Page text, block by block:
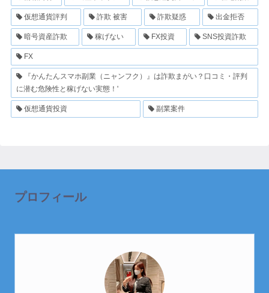
仮想通貨評判 詐欺 被害 詐欺疑惑 出金拒否
暗号資産詐欺 稼げない FX投資 SNS投資詐欺
FX
『かんたんスマホ副業（ニャンフク）』は詐欺まがい？口コミ・評判
に潜む危険性と稼げない実態！'
仮想通貨投資 副業案件
プロフィール